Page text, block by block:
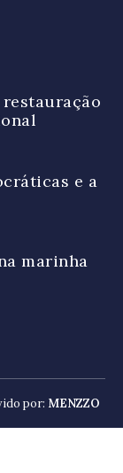
restauração
e a
marinha
por: MENZZO